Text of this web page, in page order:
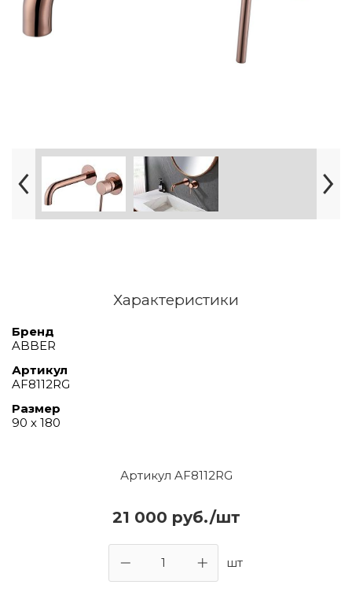
Артикул AF8112RG
21 000 руб./шт
шт
Характеристики
Бренд
ABBER
Артикул
AF8112RG
Размер
90 х 180